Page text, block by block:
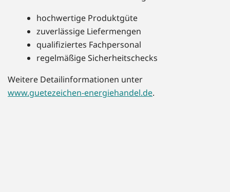
hochwertige Produktgüte
zuverlässige Liefermengen
qualifiziertes Fachpersonal
regelmäßige Sicherheitschecks
Weitere Detailinformationen unter
www.guetezeichen-energiehandel.de.